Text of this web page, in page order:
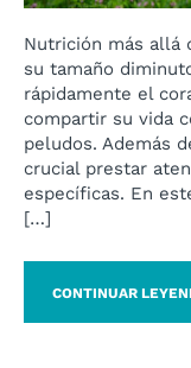
Nutrición más allá
su tamaño
rápidamente el
compartir su vida
peludos. Además
crucial prestar
específicas. En
[…]
CONTINUAR